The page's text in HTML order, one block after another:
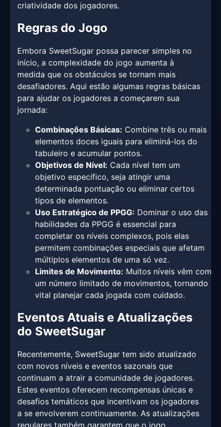
criatividade dos jogadores.
Regras do Jogo
Embora SweetSugar possa parecer simples no
início, a complexidade do jogo aumenta à
medida que os obstáculos se tornam mais
desafiadores. Aqui estão algumas regras básicas
para ajudar os jogadores a começarem sua
jornada:
Combinações Básicas: Combine três ou mais
elementos doces iguais para eliminá-los do
tabuleiro e acumular pontos.
Objetivos de Nível: Cada nível tem um
objetivo específico, seja atingir uma
determinada pontuação ou eliminar certos
tipos de elementos.
Uso Estratégico de PPGG: Dominar o uso das
habilidades da PPGG é essencial para
completar os níveis complexos, pois elas
permitem combinações especiais que afetam
múltiplos elementos de uma só vez.
Limites de Movimento: Muitos níveis vêm com
um número limitado de movimentos, tornando
vital planejar cada jogada com cuidado.
Eventos Atuais e Atualizações
do SweetSugar
Recentemente, SweetSugar tem sido atualizado
com novos níveis e eventos sazonais que
continuam a atrair a comunidade de jogadores.
Estes eventos oferecem recompensas únicas e
desafios temáticos que incentivam os jogadores
a se envolverem continuamente. As atualizações